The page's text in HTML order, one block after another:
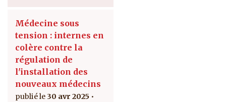
Médecine sous
tension : internes en
colère contre la
régulation de
l'installation des
nouveaux médecins
30 avr 2025